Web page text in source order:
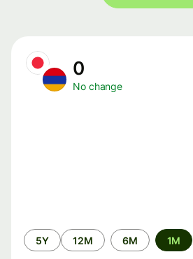
No change
1M
6M
12M
5Y